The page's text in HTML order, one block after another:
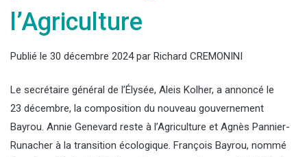
l’Agriculture
Publié le 30 décembre 2024par Richard CREMONINI
Le secrétaire général de l’Élysée, Aleis Kolher, a annoncé le
23 décembre, la composition du nouveau gouvernement
Bayrou. Annie Genevard reste à l’Agriculture et Agnès Pannier-
Runacher à la transition écologique. François Bayrou, nommé